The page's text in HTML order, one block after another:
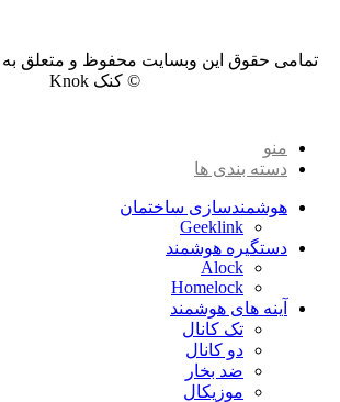
© کنک Knok
منو
دسته بندی ها
هوشمندسازی ساختمان
Geeklink
دستگیره هوشمند
Alock
Homelock
آینه های هوشمند
تک کانال
دو کانال
ضد بخار
موزیکال